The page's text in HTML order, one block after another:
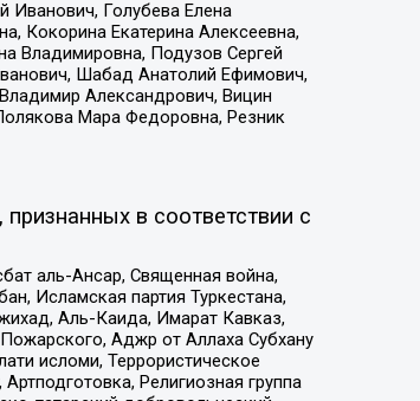
Иванович, Голубева Елена
Кокорина Екатерина Алексеевна,
Владимировна, Подузов Сергей
Шабад Анатолий Ефимович,
Александрович, Вицин
Мара Федоровна, Резник
в соответствии с
аль-Ансар, Священная война,
Исламская партия Туркестана,
Аль-Каида, Имарат Кавказ,
Аджр от Аллаха Субхану
исломи, Террористическое
Религиозная группа